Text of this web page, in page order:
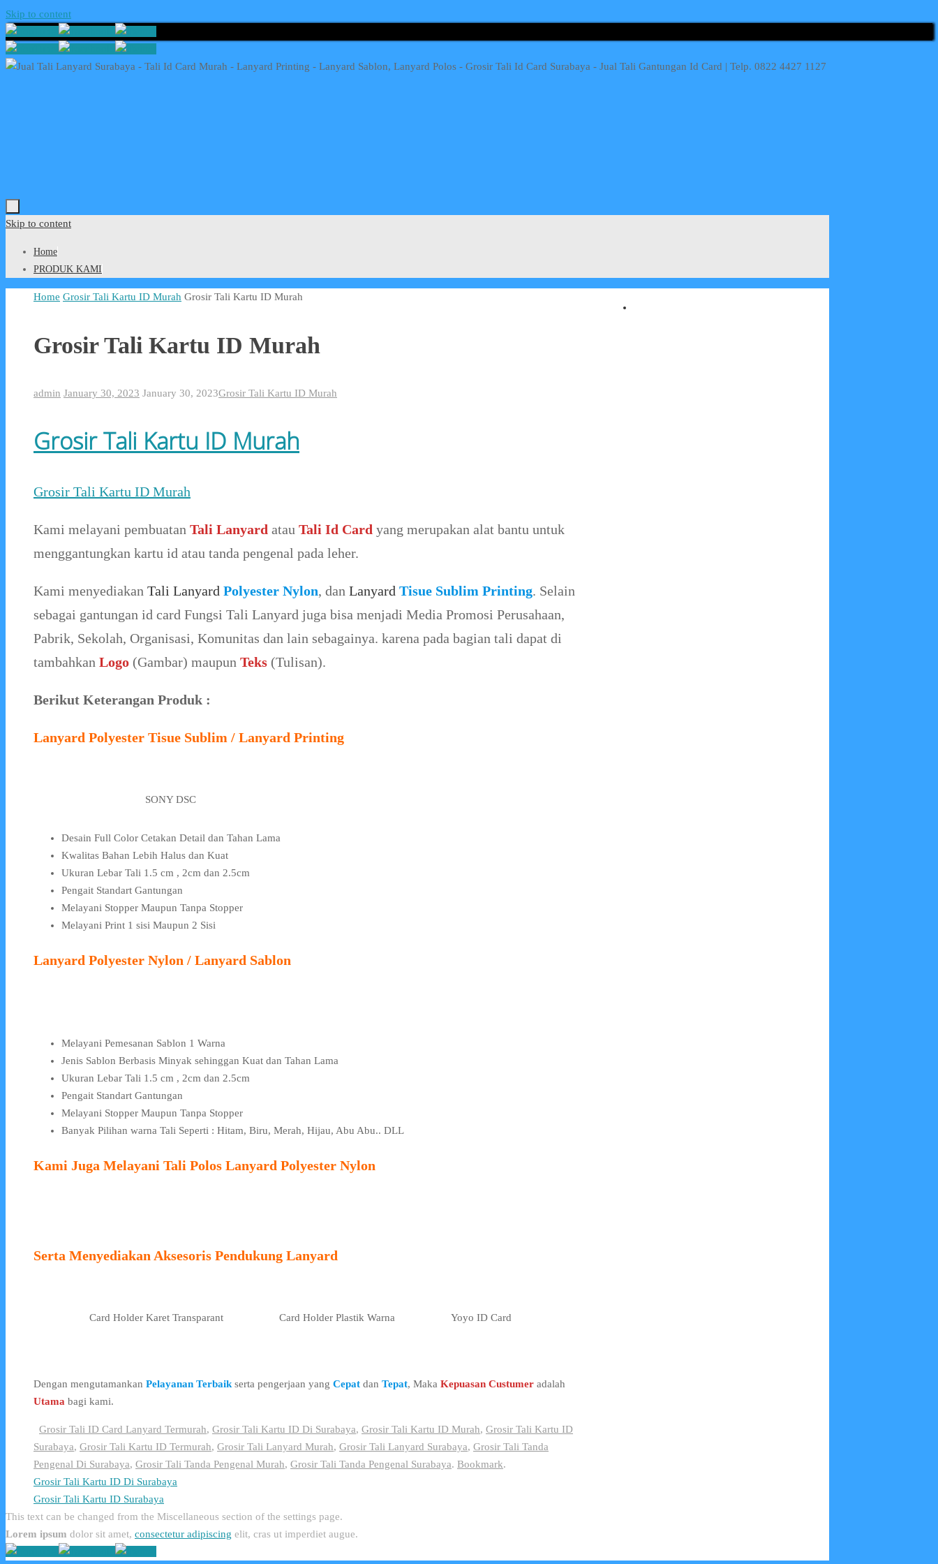
Skip to content
Skip to content
Home
PRODUK KAMI
Home Grosir Tali Kartu ID Murah Grosir Tali Kartu ID Murah
Grosir Tali Kartu ID Murah
admin January 30, 2023 January 30, 2023Grosir Tali Kartu ID Murah
Grosir Tali Kartu ID Murah
Grosir Tali Kartu ID Murah
Kami melayani pembuatan Tali Lanyard atau Tali Id Card yang merupakan alat bantu untuk
menggantungkan kartu id atau tanda pengenal pada leher.
Kami menyediakan Tali Lanyard Polyester Nylon, dan Lanyard Tisue Sublim Printing. Selain
sebagai gantungan id card Fungsi Tali Lanyard juga bisa menjadi Media Promosi Perusahaan,
Pabrik, Sekolah, Organisasi, Komunitas dan lain sebagainya. karena pada bagian tali dapat di
tambahkan Logo (Gambar) maupun Teks (Tulisan).
Berikut Keterangan Produk :
Lanyard Polyester Tisue Sublim / Lanyard Printing
SONY DSC
Desain Full Color Cetakan Detail dan Tahan Lama
Kwalitas Bahan Lebih Halus dan Kuat
Ukuran Lebar Tali 1.5 cm , 2cm dan 2.5cm
Pengait Standart Gantungan
Melayani Stopper Maupun Tanpa Stopper
Melayani Print 1 sisi Maupun 2 Sisi
Lanyard Polyester Nylon / Lanyard Sablon
Melayani Pemesanan Sablon 1 Warna
Jenis Sablon Berbasis Minyak sehinggan Kuat dan Tahan Lama
Ukuran Lebar Tali 1.5 cm , 2cm dan 2.5cm
Pengait Standart Gantungan
Melayani Stopper Maupun Tanpa Stopper
Banyak Pilihan warna Tali Seperti : Hitam, Biru, Merah, Hijau, Abu Abu.. DLL
Kami Juga Melayani Tali Polos Lanyard Polyester Nylon
Serta Menyediakan Aksesoris Pendukung Lanyard
Card Holder Karet Transparant Card Holder Plastik Warna Yoyo ID Card
Dengan mengutamankan Pelayanan Terbaikserta pengerjaan yang Cepat dan Tepat, Maka Kepuasan Custumer adalah
Utama bagi kami.
Grosir Tali ID Card Lanyard Termurah, Grosir Tali Kartu ID Di Surabaya, Grosir Tali Kartu ID Murah, Grosir Tali Kartu ID
Surabaya, Grosir Tali Kartu ID Termurah, Grosir Tali Lanyard Murah, Grosir Tali Lanyard Surabaya, Grosir Tali Tanda
Pengenal Di Surabaya, Grosir Tali Tanda Pengenal Murah, Grosir Tali Tanda Pengenal Surabaya. Bookmark.
Grosir Tali Kartu ID Di Surabaya
Grosir Tali Kartu ID Surabaya
This text can be changed from the Miscellaneous section of the settings page.
Lorem ipsum dolor sit amet, consectetur adipiscing elit, cras ut imperdiet augue.